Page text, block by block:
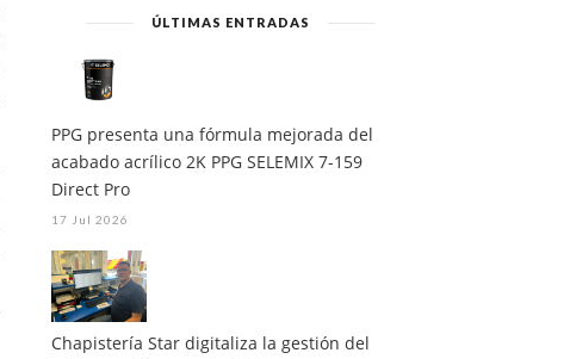
ÚLTIMAS ENTRADAS
PPG presenta una fórmula mejorada del
acabado acrílico 2K PPG SELEMIX 7-159
Direct Pro
17 Jul 2026
Chapistería Star digitaliza la gestión del